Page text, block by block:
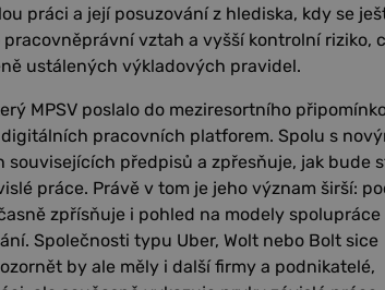
práci a její posuzování z hlediska, kdy se
vztah a vyšší kontrolní riziko,
ustálených výkladových pravidel.
MPSV poslalo do meziresortního
pracovních platforem. Spolu s
souvisejících předpisů a zpřesňuje, jak bude
práce. Právě v tom je jeho význam širší:
zpřísňuje i pohled na modely spolupráce
Společnosti typu Uber, Wolt nebo Bolt sice
by ale měly i další firmy a podnikatelé,